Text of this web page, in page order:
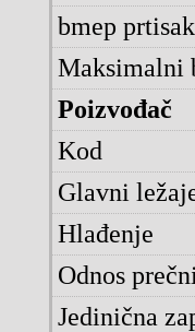
bmep prtisak
Maksimalni
Poizvođač
Kod
Glavni
Hlađenje
Odnos
Jedinična